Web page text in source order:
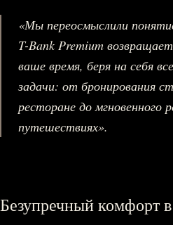
«Мы переосмыслили
T-Bank Premium
ваше время, беря на себя
задачи: от бронирования
ресторане до мгновенного
путешествиях».
Безупречный комфорт